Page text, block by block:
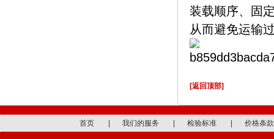
装载顺序、固
从而避免运输
[返回顶部]
首页 我们的服务 检验标准 价格条款